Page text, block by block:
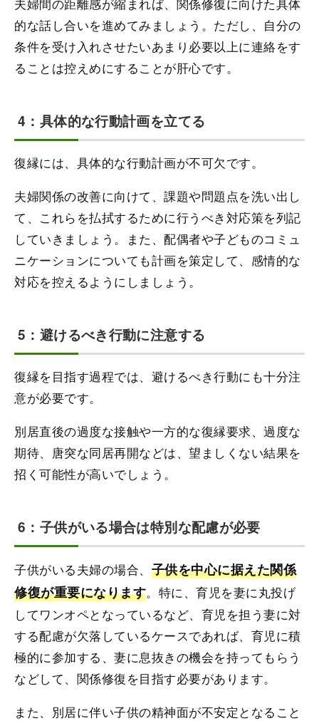
的な話し合いを進めてみましょう。ただし、自分の
条件を受け入れさせたいあまり必要以上に連絡をす
ることは控えめにすることが肝心です。
4：具体的な行動計画を立てる
復縁には、具体的な行動計画が不可欠です。
夫婦関係の改善に向けて、課題や問題点を洗い出し
て、これらを払拭するために行うべき対応策を列記
していきましょう。また、配偶者や子どものコミュ
ニケーションについても計画を策定して、感情的な
対応を控えるようにしましょう。
5：避けるべき行動に注意する
復縁を目指す過程では、避けるべき行動にも十分注
意が必要です。
別居直後の過度な接触や一方的な復縁要求、過度な
期待、唐突な同居再開などは、望ましくない結果を
招く可能性が高いでしょう。
6：子供がいる場合は特別な配慮が必要
子供がいる夫婦の場合、 子供を中心に据えた関係
修復が重要になります。特に、育児を妻に丸投げ
してワンオペとなっているなど、育児を担う妻に対
する配慮が欠落しているケースであれば、育児に積
極的に参加する、妻に息抜きの機会を持ってもらう
などして、関係修復を目指す必要があります。
また、別居に伴い子供の精神面が不安定となること